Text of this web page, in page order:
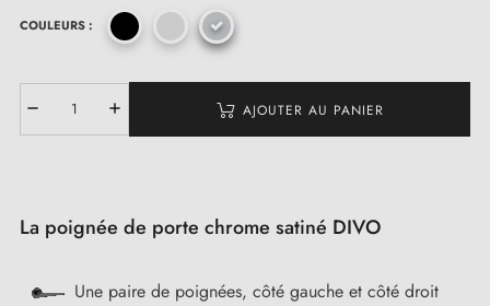
COULEURS :
AJOUTER AU PANIER
La poignée de porte chrome satiné DIVO
Une paire de poignées, côté gauche et côté droit